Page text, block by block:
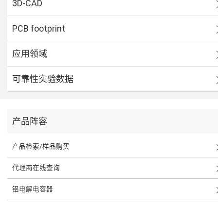
3D-CAD
PCB footprint
应用领域
可靠性实验数据
产品阵容
产品检索/样品购买
代理商在线查询
铝电解电容器